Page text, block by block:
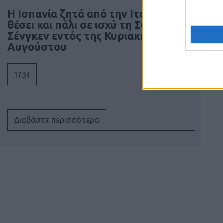
Η Ισπανία ζητά από την Ιταλία να
θέσει και πάλι σε ισχύ τη Συμφωνία
Σένγκεν εντός της Κυριακής, 9
Αυγούστου
17:34
Διαβάστε περισσότερα